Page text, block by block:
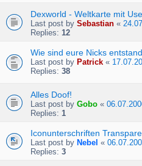
Dexworld - Weltkarte mit
Last post by Sebastian «
Replies: 12
Wie sind eure Nicks
Last post by Patrick «
Replies: 38
Alles Doof!
Last post by Gobo «
Replies: 1
Iconunterschriften
Last post by Nebel «
Replies: 3